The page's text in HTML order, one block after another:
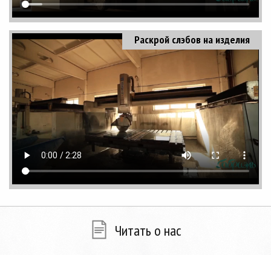
Раскрой слэбов на изделия
Читать о нас